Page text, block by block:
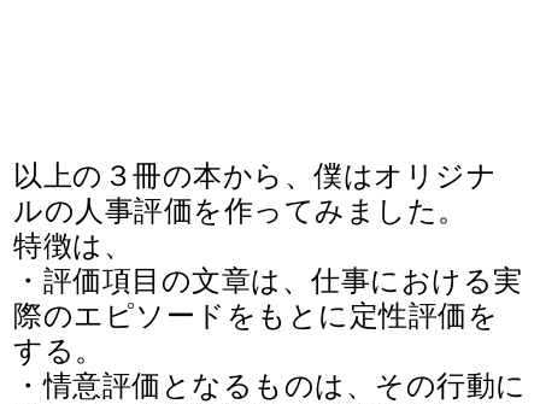
以上の３冊の本から、僕はオリジナ
ルの人事評価を作ってみました。
特徴は、
・評価項目の文章は、仕事における実
際のエピソードをもとに定性評価を
する。
・情意評価となるものは、その行動に